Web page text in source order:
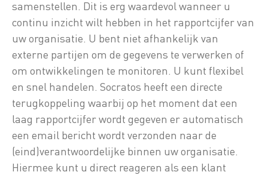
samenstellen. Dit is erg waardevol wanneer u
continu inzicht wilt hebben in het rapportcijfer van
uw organisatie. U bent niet afhankelijk van
externe partijen om de gegevens te verwerken of
om ontwikkelingen te monitoren. U kunt flexibel
en snel handelen. Socratos heeft een directe
terugkoppeling waarbij op het moment dat een
laag rapportcijfer wordt gegeven er automatisch
een email bericht wordt verzonden naar de
(eind)verantwoordelijke binnen uw organisatie.
Hiermee kunt u direct reageren als een klant